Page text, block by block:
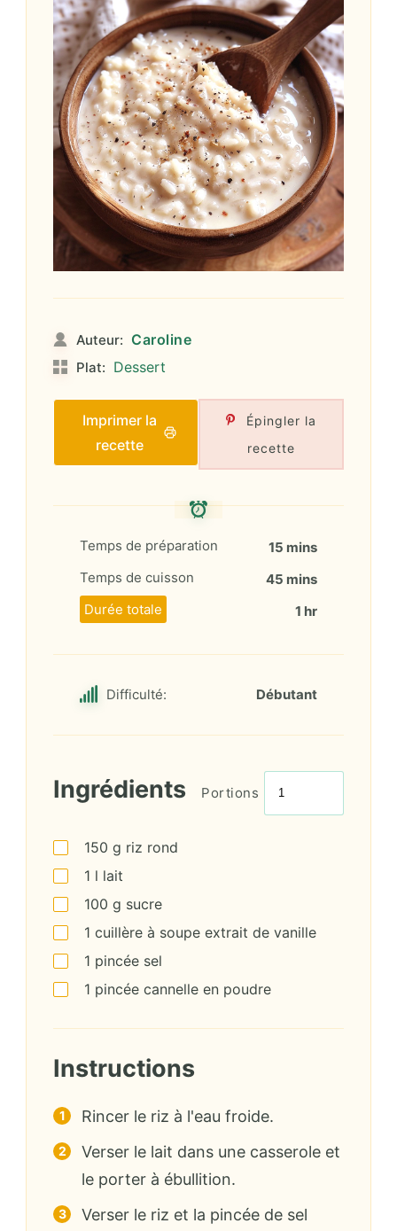
Auteur: Caroline
Plat: Dessert
Imprimer la
recette
Épingler la
recette
Temps de préparation
15 mins
Temps de cuisson
45 mins
Durée totale
1 hr
Difficulté: Débutant
Ingrédients Portions
150 g riz rond
1 l lait
100 g sucre
1 cuillère à soupe extrait de vanille
1 pincée sel
1 pincée cannelle en poudre
Instructions
Rincer le riz à l'eau froide.
Verser le lait dans une casserole et
le porter à ébullition.
Verser le riz et la pincée de sel